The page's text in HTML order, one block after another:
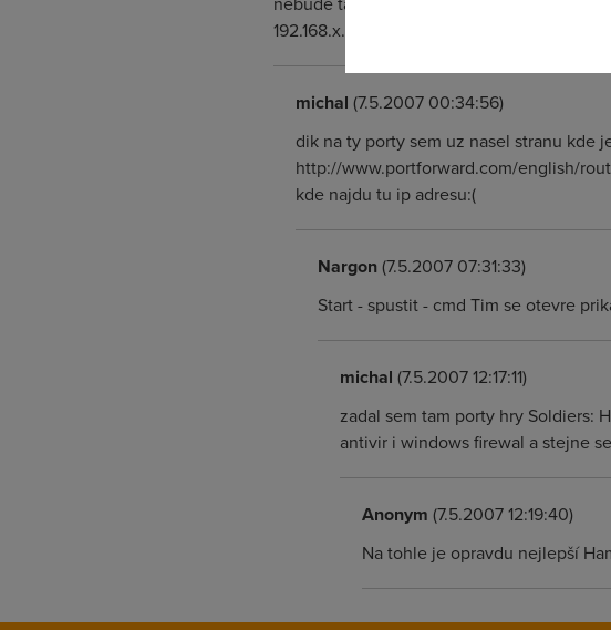
192.168.x.x
michal (7.5.2007 00:34:56)
dik na ty porty sem uz nasel stranu kde
http://www.portforward.com/english/
kde najdu tu ip adresu:(
Nargon(7.5.2007 07:31:33)
Start - spustit - cmd Tim se otevre
michal (7.5.2007 12:17:11)
zadal sem tam porty hry Soldiers:
antivir i windows firewal a stejne
Anonym (7.5.2007 12:19:40)
Na tohle je opravdu nejlepší